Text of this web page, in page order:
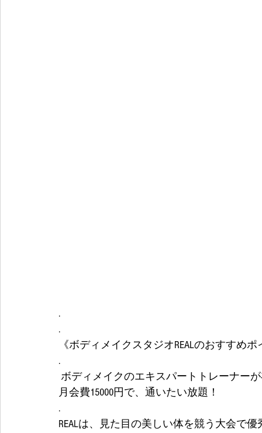
.
.
《ボディメイクスタジオREALのおすすめ
.
ボディメイクのエキスパートトレーナー
月会費15000円で、通いたい放題！
.
REALは、見た目の美しい体を競う大会で